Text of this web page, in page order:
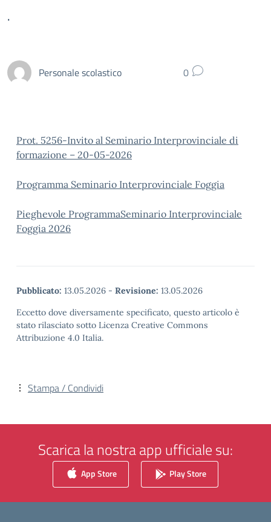
.
Personale scolastico 0
Prot. 5256-Invito al Seminario Interprovinciale di
formazione – 20-05-2026
Programma Seminario Interprovinciale Foggia
Pieghevole ProgrammaSeminario Interprovinciale
Foggia 2026
Pubblicato: 13.05.2026 - Revisione: 13.05.2026
Eccetto dove diversamente specificato, questo articolo è
stato rilasciato sotto Licenza Creative Commons
Attribuzione 4.0 Italia.
Stampa / Condividi
Scarica la nostra app ufficiale su:
App Store Play Store